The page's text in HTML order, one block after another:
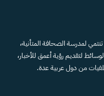
إعلامية مستقلة، تأسست عام 2013، تنتمي لمدرسة الصحافة المتأنية،
لتقديم رؤية أعمق للأخبار،
من دول عربية عدة.